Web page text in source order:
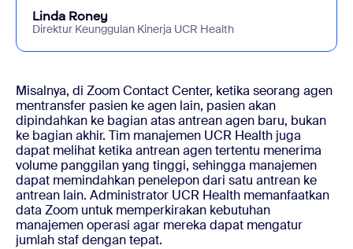
Linda Roney
Direktur Keunggulan Kinerja UCR Health
Misalnya, di Zoom Contact Center, ketika seorang agen
mentransfer pasien ke agen lain, pasien akan
dipindahkan ke bagian atas antrean agen baru, bukan
ke bagian akhir. Tim manajemen UCR Health juga
dapat melihat ketika antrean agen tertentu menerima
volume panggilan yang tinggi, sehingga manajemen
dapat memindahkan penelepon dari satu antrean ke
antrean lain. Administrator UCR Health memanfaatkan
data Zoom untuk memperkirakan kebutuhan
manajemen operasi agar mereka dapat mengatur
jumlah staf dengan tepat.